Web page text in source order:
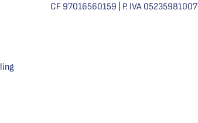
CF 97016560159 | P. IVA 05235981007